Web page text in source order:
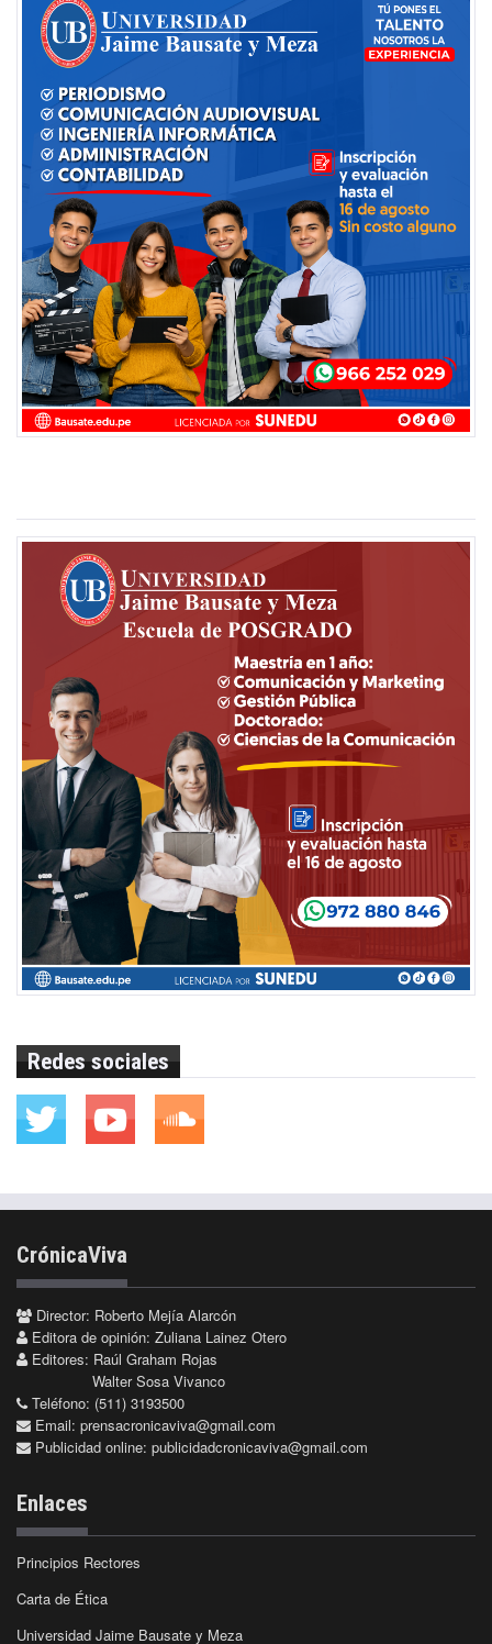
Redes sociales
CrónicaViva
Director: Roberto Mejía Alarcón
Editora de opinión: Zuliana Lainez Otero
Editores: Raúl Graham Rojas
Walter Sosa Vivanco
Teléfono: (511) 3193500
Email: prensacronicaviva@gmail.com
Publicidad online: publicidadcronicaviva@gmail.com
Enlaces
Principios Rectores
Carta de Ética
Universidad Jaime Bausate y Meza